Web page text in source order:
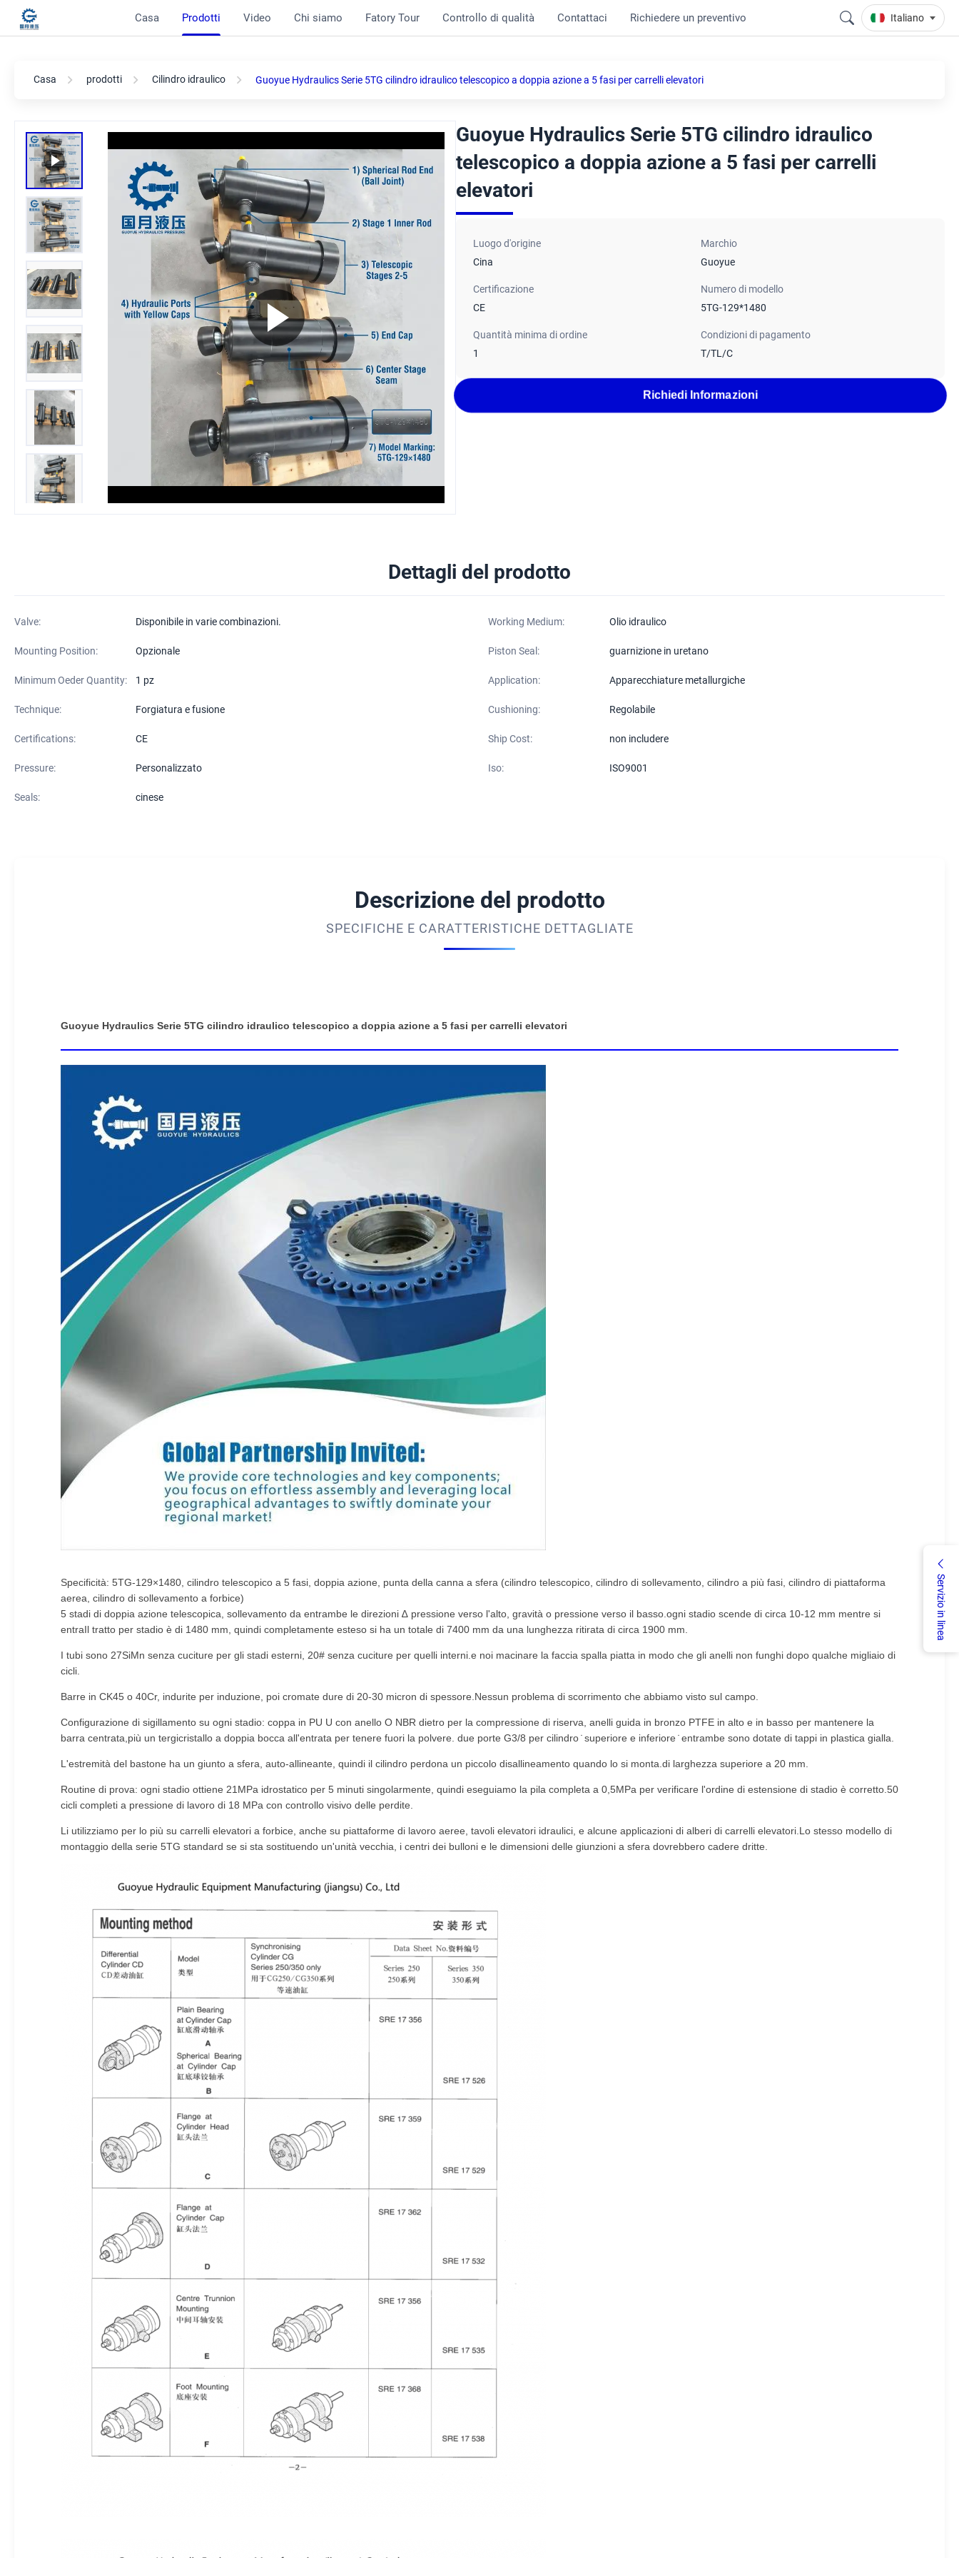
Casa Prodotti Video Chi siamo Fatory Tour Controllo di qualità Contattaci Richiedere un preventivo Italiano
Servizio in linea
Casa prodotti Cilindro idraulico Guoyue Hydraulics Serie 5TG cilindro idraulico telescopico a doppia azione a 5 fasi per carrelli elevatori
Guoyue Hydraulics Serie 5TG cilindro idraulico
telescopico a doppia azione a 5 fasi per carrelli
elevatori
Luogo d'origine
Cina
Marchio
Guoyue
Certificazione
CE
Numero di modello
5TG-129*1480
Quantità minima di ordine
1
Condizioni di pagamento
T/TL/C
Richiedi Informazioni
Dettagli del prodotto
Valve: Disponibile in varie combinazioni. Working Medium: Olio idraulico
Mounting Position: Opzionale Piston Seal: guarnizione in uretano
Minimum Oeder Quantity: 1 pz Application: Apparecchiature metallurgiche
Technique: Forgiatura e fusione Cushioning: Regolabile
Certifications: CE Ship Cost: non includere
Pressure: Personalizzato Iso: ISO9001
Seals: cinese
Descrizione del prodotto
SPECIFICHE E CARATTERISTICHE DETTAGLIATE
Guoyue Hydraulics Serie 5TG cilindro idraulico telescopico a doppia azione a 5 fasi per carrelli elevatori
Specificità: 5TG-129×1480, cilindro telescopico a 5 fasi, doppia azione, punta della canna a sfera (cilindro telescopico, cilindro di sollevamento, cilindro a più fasi, cilindro di piattaforma
aerea, cilindro di sollevamento a forbice)
5 stadi di doppia azione telescopica, sollevamento da entrambe le direzioni ∆ pressione verso l'alto, gravità o pressione verso il basso.ogni stadio scende di circa 10-12 mm mentre si
entraIl tratto per stadio è di 1480 mm, quindi completamente esteso si ha un totale di 7400 mm da una lunghezza ritirata di circa 1900 mm.
I tubi sono 27SiMn senza cuciture per gli stadi esterni, 20# senza cuciture per quelli interni.e noi macinare la faccia spalla piatta in modo che gli anelli non funghi dopo qualche migliaio di
cicli.
Barre in CK45 o 40Cr, indurite per induzione, poi cromate dure di 20-30 micron di spessore.Nessun problema di scorrimento che abbiamo visto sul campo.
Configurazione di sigillamento su ogni stadio: coppa in PU U con anello O NBR dietro per la compressione di riserva, anelli guida in bronzo PTFE in alto e in basso per mantenere la
barra centrata,più un tergicristallo a doppia bocca all'entrata per tenere fuori la polvere. due porte G3/8 per cilindro ̇ superiore e inferiore ̇ entrambe sono dotate di tappi in plastica gialla.
L'estremità del bastone ha un giunto a sfera, auto-allineante, quindi il cilindro perdona un piccolo disallineamento quando lo si monta.di larghezza superiore a 20 mm.
Routine di prova: ogni stadio ottiene 21MPa idrostatico per 5 minuti singolarmente, quindi eseguiamo la pila completa a 0,5MPa per verificare l'ordine di estensione di stadio è corretto.50
cicli completi a pressione di lavoro di 18 MPa con controllo visivo delle perdite.
Li utilizziamo per lo più su carrelli elevatori a forbice, anche su piattaforme di lavoro aeree, tavoli elevatori idraulici, e alcune applicazioni di alberi di carrelli elevatori.Lo stesso modello di
montaggio della serie 5TG standard se si sta sostituendo un'unità vecchia, i centri dei bulloni e le dimensioni delle giunzioni a sfera dovrebbero cadere dritte.